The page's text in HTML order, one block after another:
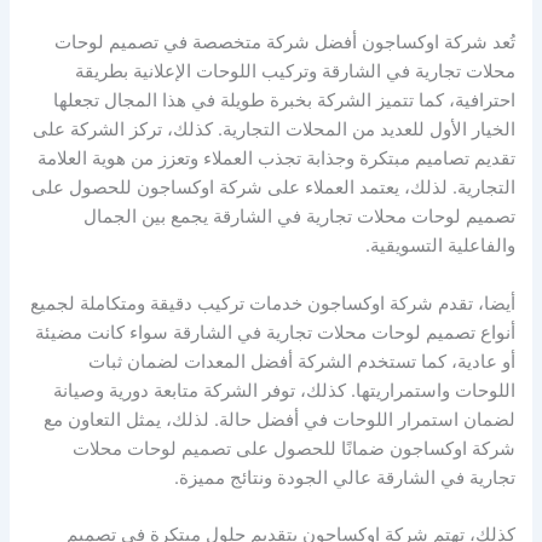
تُعد شركة اوكساجون أفضل شركة متخصصة في تصميم لوحات
محلات تجارية في الشارقة وتركيب اللوحات الإعلانية بطريقة
احترافية، كما تتميز الشركة بخبرة طويلة في هذا المجال تجعلها
الخيار الأول للعديد من المحلات التجارية. كذلك، تركز الشركة على
تقديم تصاميم مبتكرة وجذابة تجذب العملاء وتعزز من هوية العلامة
التجارية. لذلك، يعتمد العملاء على شركة اوكساجون للحصول على
تصميم لوحات محلات تجارية في الشارقة يجمع بين الجمال
والفاعلية التسويقية.
أيضا، تقدم شركة اوكساجون خدمات تركيب دقيقة ومتكاملة لجميع
أنواع تصميم لوحات محلات تجارية في الشارقة سواء كانت مضيئة
أو عادية، كما تستخدم الشركة أفضل المعدات لضمان ثبات
اللوحات واستمراريتها. كذلك، توفر الشركة متابعة دورية وصيانة
لضمان استمرار اللوحات في أفضل حالة. لذلك، يمثل التعاون مع
شركة اوكساجون ضمانًا للحصول على تصميم لوحات محلات
تجارية في الشارقة عالي الجودة ونتائج مميزة.
كذلك، تهتم شركة اوكساجون بتقديم حلول مبتكرة في تصميم